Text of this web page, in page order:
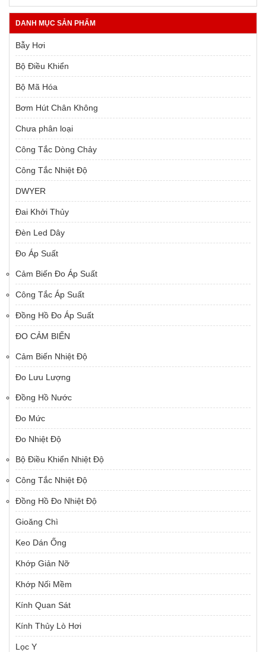
DANH MỤC SẢN PHẨM
Bẫy Hơi
Bộ Điều Khiển
Bộ Mã Hóa
Bơm Hút Chân Không
Chưa phân loại
Công Tắc Dòng Chảy
Công Tắc Nhiệt Độ
DWYER
Đai Khởi Thủy
Đèn Led Dây
Đo Áp Suất
Cảm Biến Đo Áp Suất
Công Tắc Áp Suất
Đồng Hồ Đo Áp Suất
ĐO CẢM BIẾN
Cảm Biến Nhiệt Độ
Đo Lưu Lượng
Đồng Hồ Nước
Đo Mức
Đo Nhiệt Độ
Bộ Điều Khiển Nhiệt Độ
Công Tắc Nhiệt Độ
Đồng Hồ Đo Nhiệt Độ
Gioăng Chì
Keo Dán Ống
Khớp Giản Nỡ
Khớp Nối Mềm
Kính Quan Sát
Kính Thủy Lò Hơi
Lọc Y